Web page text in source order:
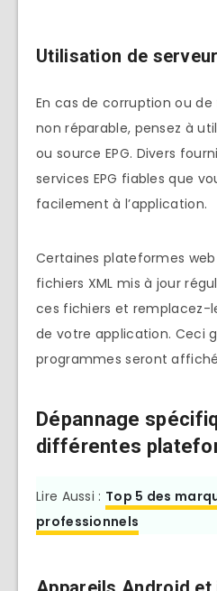
Utilisation de
En cas de corruption ou
non réparable, pensez à
ou source EPG. Divers
services EPG fiables que
facilement à l’application.
Certaines plateformes
fichiers XML mis à jour
ces fichiers et remplacez-
de votre application. Ceci
programmes seront
Dépannage
différentes
Lire Aussi : Top 5 des
professionnels